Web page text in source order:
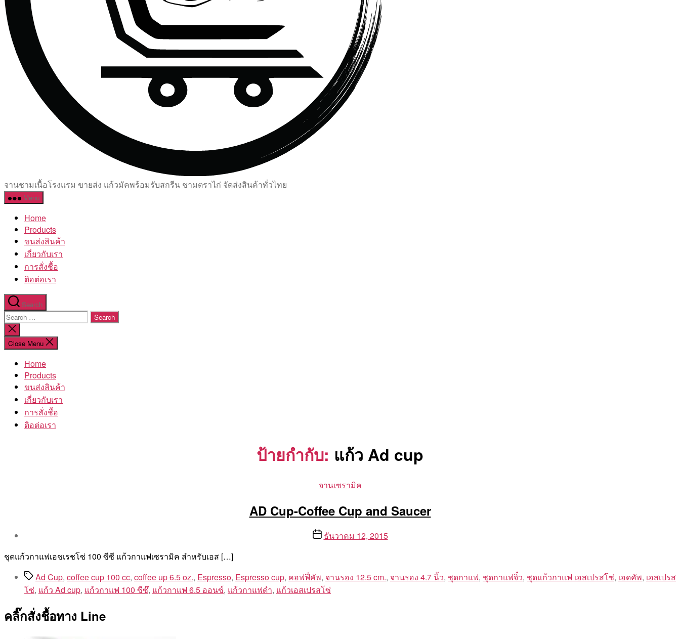
จานชามเนื้อโรงแรม ขายส่ง แก้วมัคพร้อมรับสกรีน ชามตราไก่ จัดส่งสินค้าทั่วไทย
Menu
Home
Products
ขนส่งสินค้า
เกี่ยวกับเรา
การสั่งชื้อ
ติอต่อเรา
Search
Search
for:
Close
search
Close Menu
Home
Products
ขนส่งสินค้า
เกี่ยวกับเรา
การสั่งชื้อ
ติอต่อเรา
ป้ายกำกับ: แก้ว Ad cup
Categories
จานเซรามิค
AD Cup-Coffee Cup and Saucer
Aea
Postธันวาคม 12, 2015
ชุดแก้วกาแฟเอชเรชโซ่ 100 ซีซี แก้วกาแฟเซรามิค สำหรับเอส […]
TagsAd Cup, coffee cup 100 cc, coffee up 6.5 oz., Espresso, Espresso cup, คอฟฟี่คัพ, จานรอง 12.5 cm., จานรอง 4.7 นิ้ว, ชุดกาแฟ, ชุดกาแฟจิ๋ว, ชุดแก้วกาแฟ เอสเปรสโซ่, เอดคัพ, เอสเปรส
โซ่, แก้ว Ad cup, แก้วกาแฟ 100 ซีซ๊, แก้วกาแฟ 6.5 ออนซ์, แก้วกาแฟดำ, แก้วเอสเปรสโซ่
คลิ๊กสั่งชื้อทาง Line